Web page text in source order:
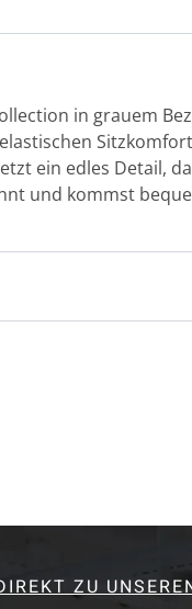
in grauem
ein edles Detail,
und kommst
ZU